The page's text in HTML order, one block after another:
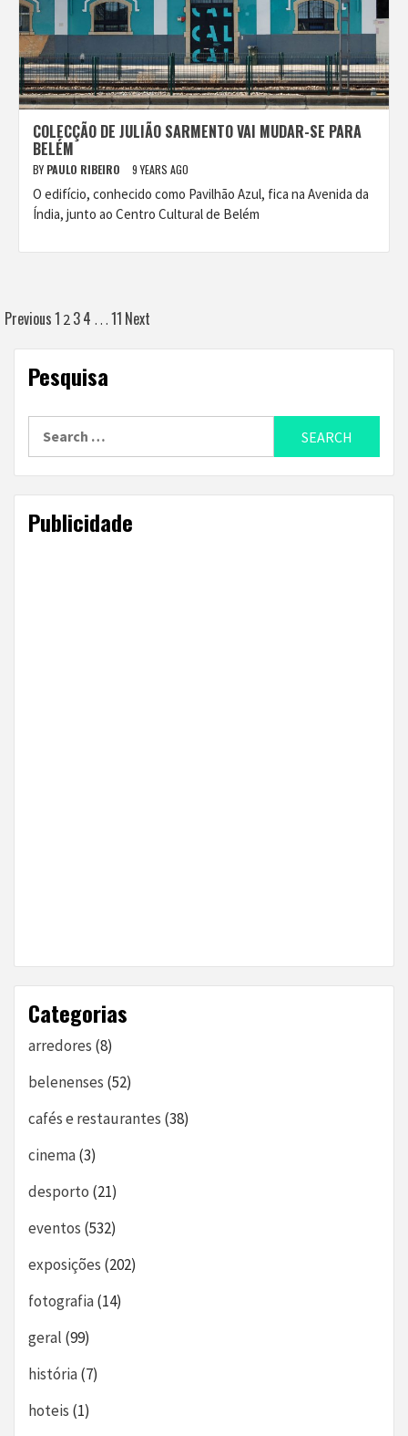
COLECÇÃO DE JULIÃO SARMENTO VAI MUDAR-SE PARA
BELÉM
BY PAULO RIBEIRO 9 YEARS AGO
O edifício, conhecido como Pavilhão Azul, fica na Avenida da
Índia, junto ao Centro Cultural de Belém
Posts
navigation
Previous1 2 34 … 11 Next
Pesquisa
Publicidade
Categorias
arredores (8)
belenenses (52)
cafés e restaurantes (38)
cinema(3)
desporto (21)
eventos (532)
exposições (202)
fotografia(14)
geral (99)
história(7)
hoteis (1)